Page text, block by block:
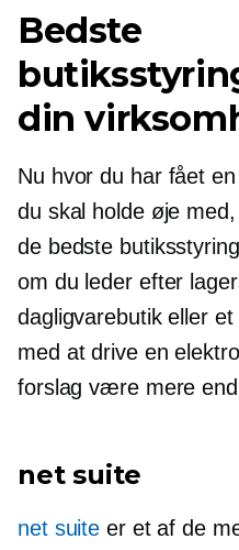
Bedste
din
Nu hvor du har fået
du skal holde øje
de bedste
om du leder efter
dagligvarebutik eller
med at drive en
forslag være mere
net suite
net suite er et af de